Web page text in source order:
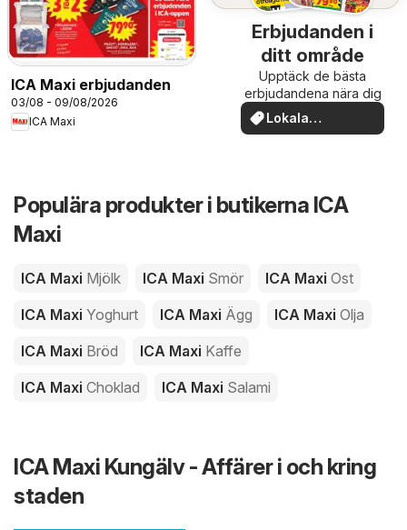
ICA Maxi erbjudanden
03/08 - 09/08/2026
ICA Maxi
Erbjudanden i
ditt område
Upptäck de bästa
erbjudandena nära dig
Lokala
erbjudanden
Populära produkter i butikerna ICA
Maxi
ICA Maxi Mjölk ICA Maxi Smör ICA Maxi Ost
ICA Maxi Yoghurt ICA Maxi Ägg ICA Maxi Olja
ICA Maxi Bröd ICA Maxi Kaffe
ICA Maxi Choklad ICA Maxi Salami
ICA Maxi Kungälv - Affärer i och kring
staden